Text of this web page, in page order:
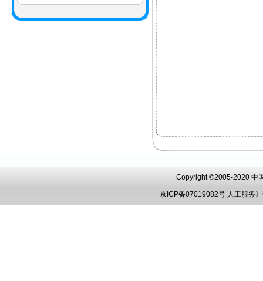
Copyright ©2005-2020 中
京ICP备07019082号 人工服务